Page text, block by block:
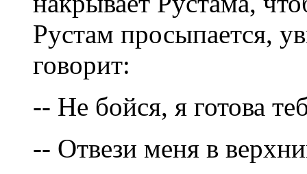
Рустам просыпается,
говорит:
-- Не бойся, я готова
-- Отвези меня в